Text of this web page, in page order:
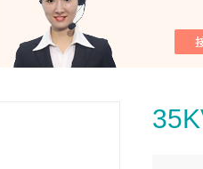
您现在的位置